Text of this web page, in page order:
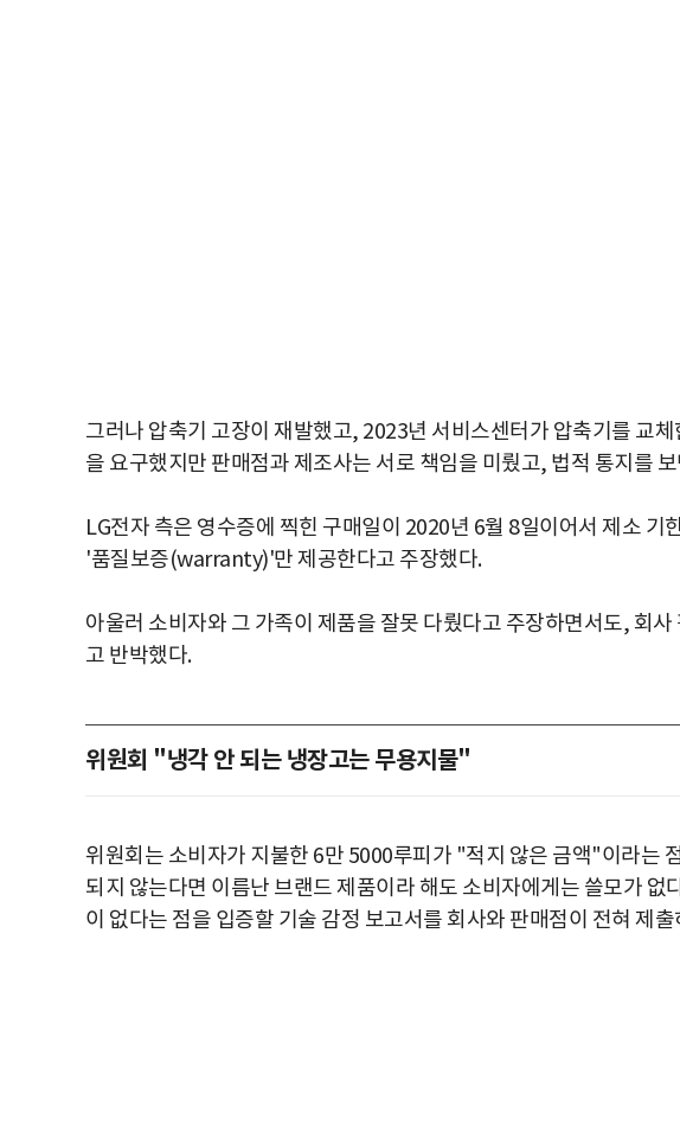
그러나 압축기 고장이 재발했고, 2023년 서비스센터가 압축기를 교
을 요구했지만 판매점과 제조사는 서로 책임을 미뤘고, 법적 통지를
LG전자 측은 영수증에 찍힌 구매일이 2020년 6월 8일이어서 제소
'품질보증(warranty)'만 제공한다고 주장했다.
아울러 소비자와 그 가족이 제품을 잘못 다뤘다고 주장하면서도, 회
고 반박했다.
위원회 "냉각 안 되는 냉장고는 무용지물"
위원회는 소비자가 지불한 6만 5000루피가 "적지 않은 금액"이라는
되지 않는다면 이름난 브랜드 제품이라 해도 소비자에게는 쓸모가 없
이 없다는 점을 입증할 기술 감정 보고서를 회사와 판매점이 전혀 제